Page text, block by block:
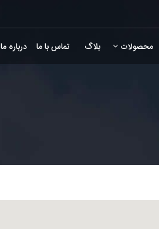
محصولات بلاگ تماس با ما درباره ما